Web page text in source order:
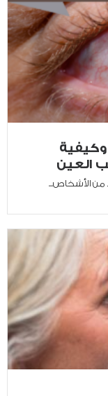
العين
من الأشخاص...